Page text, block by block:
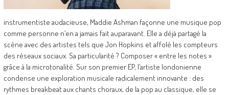
instrumentiste audacieuse, Maddie Ashman façonne une musique pop
comme personne n’en a jamais fait auparavant. Elle a déjà partagé la
scène avec des artistes tels que Jon Hopkins et affolé les compteurs
des réseaux sociaux. Sa particularité ? Composer « entre les notes »
grâce à la microtonalité. Sur son premier EP, l’artiste londonienne
condense une exploration musicale radicalement innovante : des
rythmes breakbeat aux chants choraux, de la pop au classique, elle se